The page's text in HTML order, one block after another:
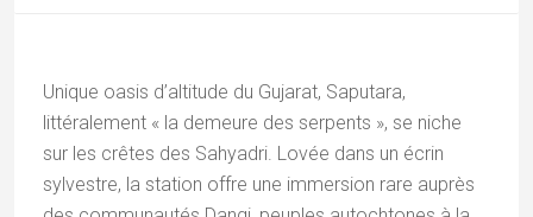
Unique oasis d’altitude du Gujarat, Saputara,
littéralement « la demeure des serpents », se niche
sur les crêtes des Sahyadri. Lovée dans un écrin
sylvestre, la station offre une immersion rare auprès